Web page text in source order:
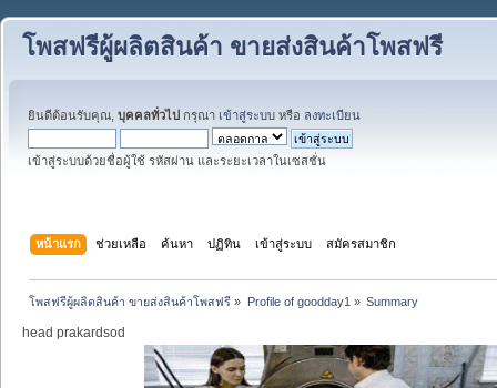
โพสฟรีผู้ผลิตสินค้า ขายส่งสินค้าโพสฟรี
ยินดีต้อนรับคุณ, บุคคลทั่วไป กรุณา เข้าสู่ระบบ หรือ ลงทะเบียน
เข้าสู่ระบบด้วยชื่อผู้ใช้ รหัสผ่าน และระยะเวลาในเซสชั่น
หน้าแรก ช่วยเหลือ ค้นหา ปฏิทิน เข้าสู่ระบบ สมัครสมาชิก
โพสฟรีผู้ผลิตสินค้า ขายส่งสินค้าโพสฟรี » Profile of goodday1 » Summary
head prakardsod